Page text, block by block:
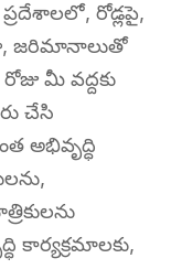
రోడ్లపై,
జరిమానాలుతో
మీ వద్దకు
చేసి
అభివృద్ధి
కార్యక్రమాలకు,